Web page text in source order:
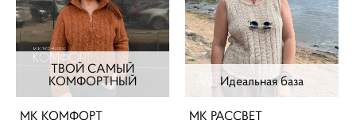
ТВОЙ САМЫЙ
КОМФОРТНЫЙ
МК КОМФОРТ
Идеальная база
МК РАССВЕТ